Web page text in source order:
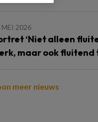
MEI 2026
‘Niet alleen
maar ook fluitend
meer nieuws